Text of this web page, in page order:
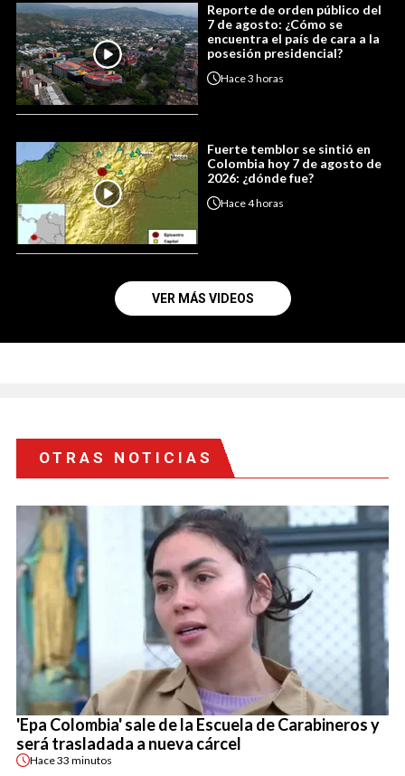
Reporte de orden público del
7 de agosto: ¿Cómo se
encuentra el país de cara a la
posesión presidencial?
Hace3 horas
Fuerte temblor se sintió en
Colombia hoy 7 de agosto de
2026: ¿dónde fue?
Hace4 horas
VER MÁS VIDEOS
OTRAS NOTICIAS
'Epa Colombia' sale de la Escuela de Carabineros y
será trasladada a nueva cárcel
Hace33 minutos